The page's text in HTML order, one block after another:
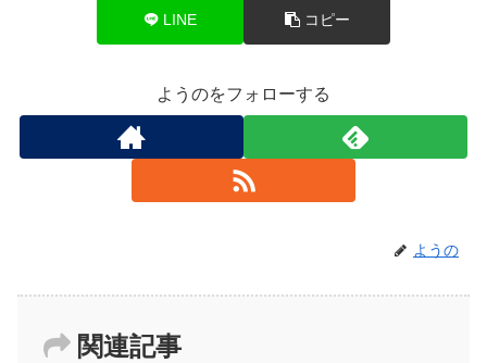
LINE コピー
ようのをフォローする
ようの
関連記事